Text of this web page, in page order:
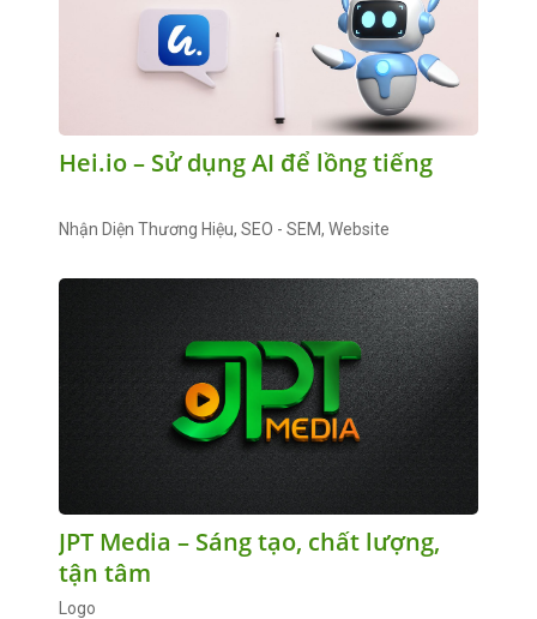
Hei.io – Sử dụng AI để lồng tiếng
Nhận Diện Thương Hiệu, SEO - SEM, Website
JPT Media – Sáng tạo, chất lượng,
tận tâm
Logo